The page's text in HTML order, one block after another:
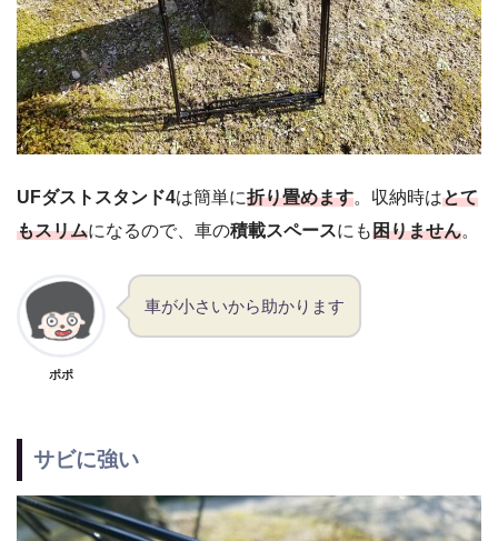
UFダストスタンド4は簡単に折り畳めます。収納時はとて
もスリムになるので、車の積載スペースにも困りません。
ポポ
車が小さいから助かります
サビに強い